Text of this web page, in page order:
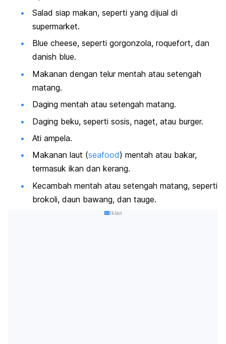
Salad siap makan, seperti yang dijual di
supermarket.
Blue cheese, seperti gorgonzola, roquefort, dan
danish blue.
Makanan dengan telur mentah atau setengah
matang.
Daging mentah atau setengah matang.
Daging beku, seperti sosis, naget, atau burger.
Ati ampela.
Makanan laut (seafood) mentah atau bakar,
termasuk ikan dan kerang.
Kecambah mentah atau setengah matang, seperti
brokoli, daun bawang, dan tauge.
Iklan